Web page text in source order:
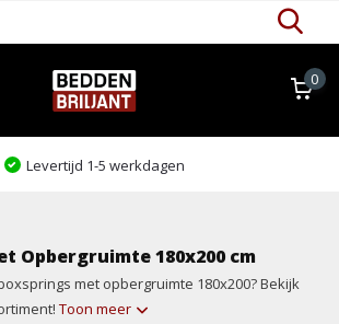
0
Kom proefliggen!
Opbergruimte 180x200 cm
met opbergruimte 180x200? Bekijk
Toon meer